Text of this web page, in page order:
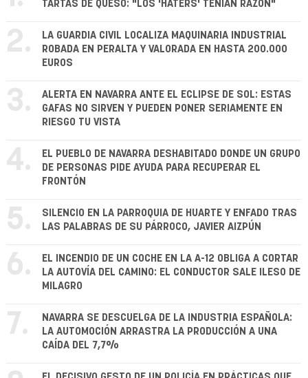
TARTAS DE QUESO: "LOS 'HATERS' TENÍAN RAZÓN"
2.
LA GUARDIA CIVIL LOCALIZA MAQUINARIA INDUSTRIAL
ROBADA EN PERALTA Y VALORADA EN HASTA 200.000
EUROS
3.
ALERTA EN NAVARRA ANTE EL ECLIPSE DE SOL: ESTAS
GAFAS NO SIRVEN Y PUEDEN PONER SERIAMENTE EN
RIESGO TU VISTA
4.
EL PUEBLO DE NAVARRA DESHABITADO DONDE UN GRUPO
DE PERSONAS PIDE AYUDA PARA RECUPERAR EL
FRONTÓN
5.
SILENCIO EN LA PARROQUIA DE HUARTE Y ENFADO TRAS
LAS PALABRAS DE SU PÁRROCO, JAVIER AIZPÚN
6.
EL INCENDIO DE UN COCHE EN LA A-12 OBLIGA A CORTAR
LA AUTOVÍA DEL CAMINO: EL CONDUCTOR SALE ILESO DE
MILAGRO
7.
NAVARRA SE DESCUELGA DE LA INDUSTRIA ESPAÑOLA:
LA AUTOMOCIÓN ARRASTRA LA PRODUCCIÓN A UNA
CAÍDA DEL 7,7%